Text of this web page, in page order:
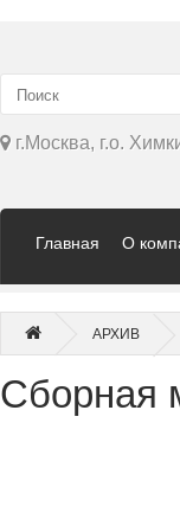
г.Москва, г.о.
Главная О
АРХИВ
Сборная